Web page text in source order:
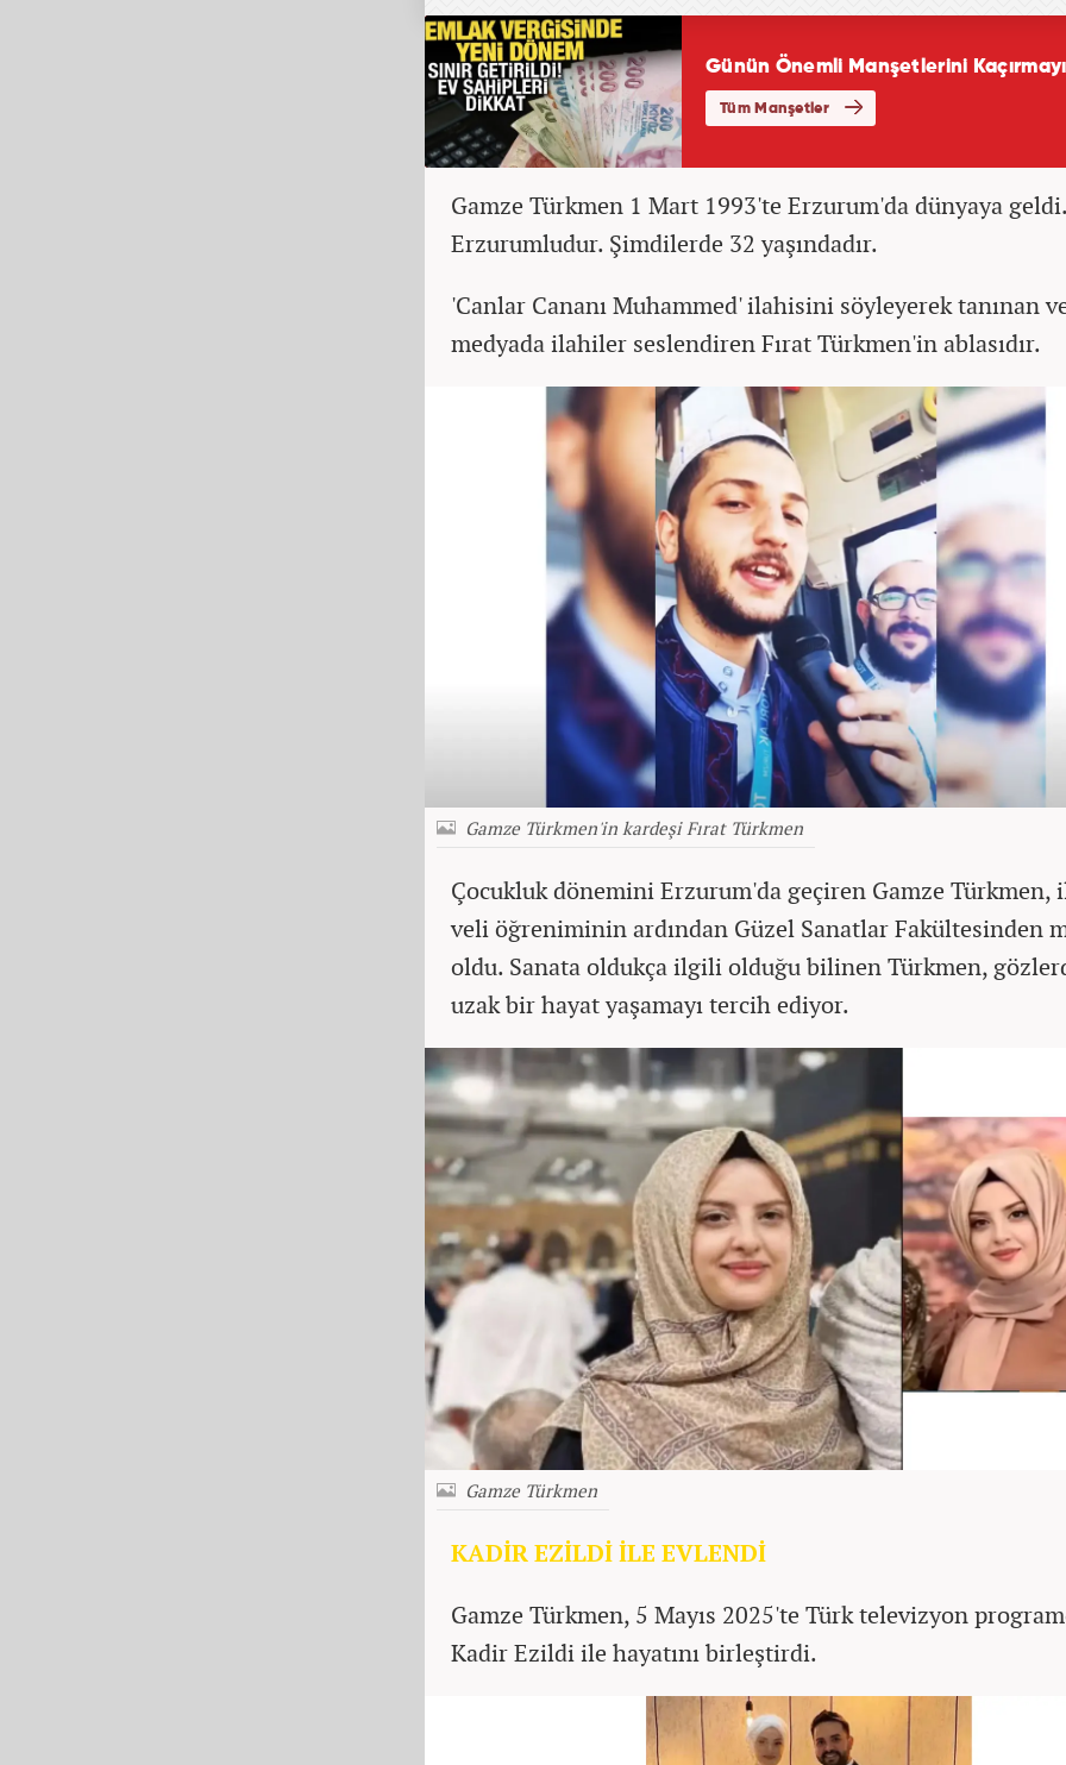
Gamze Türkmen 1 Mart 1993'te Erzurum'da dünyaya
Erzurumludur. Şimdilerde 32 yaşındadır.
'Canlar Cananı Muhammed' ilahisini söyleyerek tanınan
medyada ilahiler seslendiren Fırat Türkmen'in ablasıdır.
Gamze Türkmen'in kardeşi Fırat Türkmen
Çocukluk dönemini Erzurum'da geçiren Gamze Türkmen,
veli öğreniminin ardından Güzel Sanatlar Fakültesinden
oldu. Sanata oldukça ilgili olduğu bilinen Türkmen,
uzak bir hayat yaşamayı tercih ediyor.
Gamze Türkmen
KADİR EZİLDİ İLE EVLENDİ
Gamze Türkmen, 5 Mayıs 2025'te Türk televizyon
Kadir Ezildi ile hayatını birleştirdi.